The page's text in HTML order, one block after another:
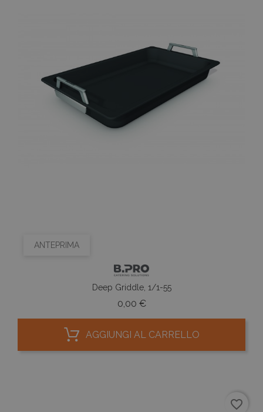
ANTEPRIMA
Deep Griddle, 1/1-55
0,00 €Prezzo
AGGIUNGI AL CARRELLO
favorite_border